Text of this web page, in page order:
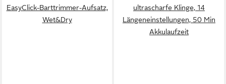
EasyClick-Barttrimmer-Aufsatz,
Wet&Dry
ultrascharfe Klinge, 14
Längeneinstellungen, 50 Min
Akkulaufzeit